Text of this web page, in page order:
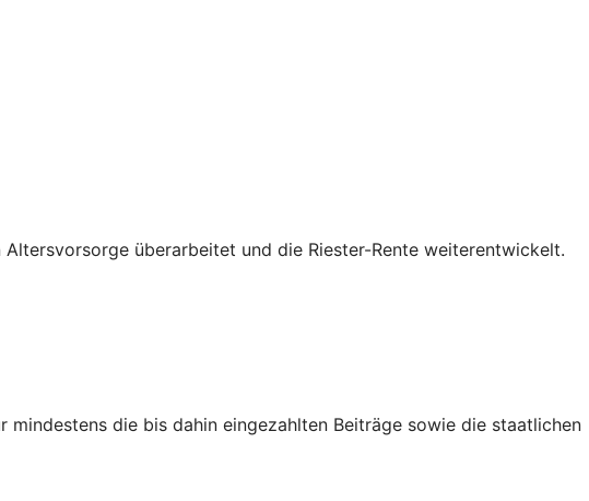
überarbeitet und die Riester-Rente weiterentwickelt.
mindestens die bis dahin eingezahlten Beiträge sowie die staatlichen